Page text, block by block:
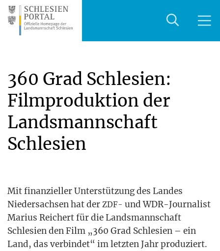
360 Grad Schlesien:
Filmproduktion der
Landsmannschaft
Schlesien
Mit finan­zi­el­ler Unter­stüt­zung des Lan­des
Nie­der­sach­sen hat der ZDF- und WDR-Jour­na­list
Mari­us Rei­chert für die Lands­mann­schaft
Schle­si­en den Film „360 Grad Schle­si­en – ein
Land, das ver­bin­det“ im letz­ten Jahr pro­du­ziert.